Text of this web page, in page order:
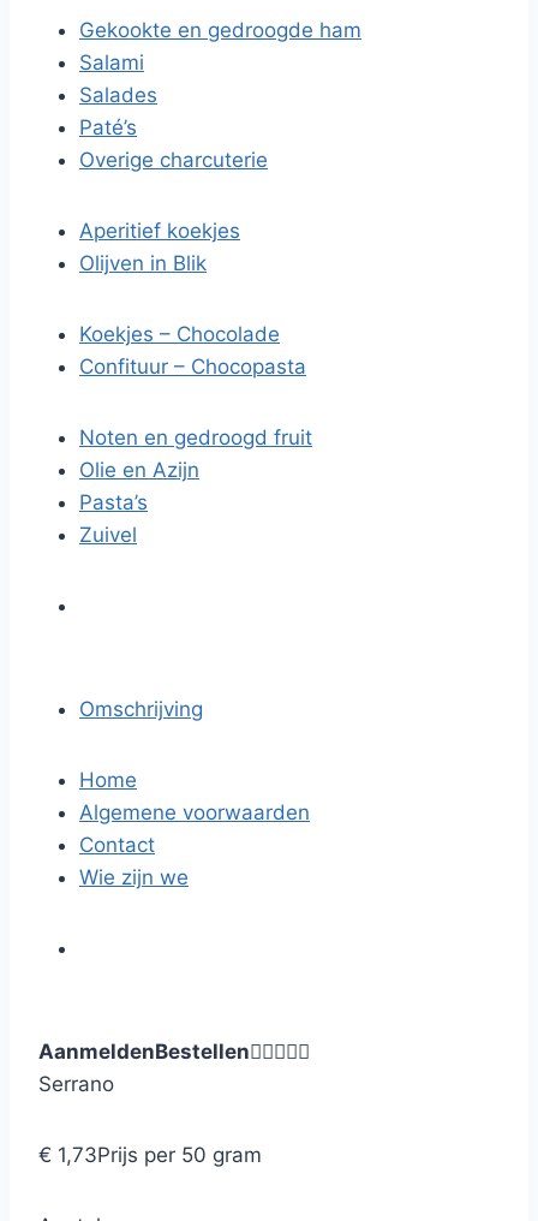
Gekookte en gedroogde ham
Salami
Salades
Paté’s
Overige charcuterie
Aperitief koekjes
Olijven in Blik
Koekjes – Chocolade
Confituur – Chocopasta
Noten en gedroogd fruit
Olie en Azijn
Pasta’s
Zuivel
Omschrijving
Home
Algemene voorwaarden
Contact
Wie zijn we
AanmeldenBestellen
Serrano
€ 1,73Prijs per 50 gram